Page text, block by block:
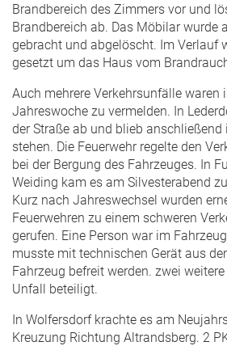
Brandbereich des Zimmers vor und
Brandbereich ab. Das Möbilar wurde
gebracht und abgelöscht. Im Verlauf
gesetzt um das Haus vom
Auch mehrere Verkehrsunfälle waren
Jahreswoche zu vermelden. In
der Straße ab und blieb anschließend
stehen. Die Feuerwehr regelte den
bei der Bergung des Fahrzeuges. In
Weiding kam es am Silvesterabend
Kurz nach Jahreswechsel wurden
Feuerwehren zu einem schweren
gerufen. Eine Person war im
musste mit technischen Gerät aus
Fahrzeug befreit werden. zwei
Unfall beteiligt.
In Wolfersdorf krachte es am
Kreuzung Richtung Altrandsberg. 2